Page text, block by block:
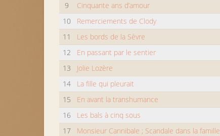
9
Cinquante ans d’amour
10
Remerciements de Clody
11
Les bords de la Sèvre
12
En passant par le sentier
13
Jolie Lozère
14
La fille qui pleurait
15
En avant la transhumance
16
Les bals à cinq sous
17
Monsieur Cannibale ; Scandale dans la famille